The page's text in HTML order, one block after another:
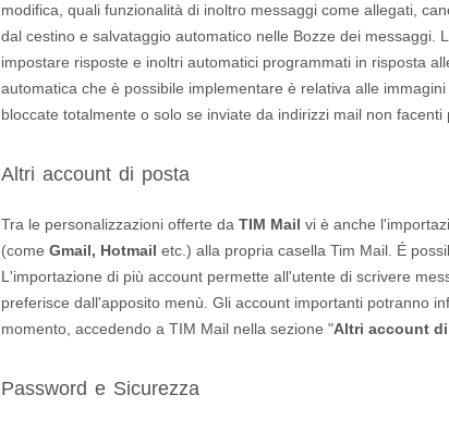
modifica, quali funzionalità di inoltro messaggi come allegati,
dal cestino e salvataggio automatico nelle Bozze dei messaggi.
impostare risposte e inoltri automatici programmati in risposta
automatica che è possibile implementare è relativa alle
bloccate totalmente o solo se inviate da indirizzi mail non facenti
Altri account di posta
Tra le personalizzazioni offerte da TIM Mail vi è anche
(come Gmail, Hotmail etc.) alla propria casella Tim Mail. É
L'importazione di più account permette all'utente di scrivere
preferisce dall'apposito menù. Gli account importanti potranno
momento, accedendo a TIM Mail nella sezione "Altri account
Password e Sicurezza